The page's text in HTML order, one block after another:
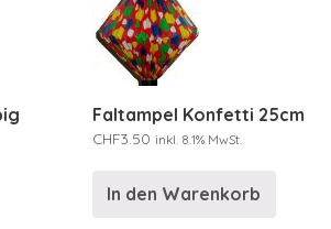
Faltampel Konfetti 25cm
CHF3.50 inkl. 8.1% MwSt.
In den Warenkorb